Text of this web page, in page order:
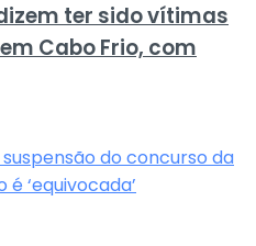
ter sido vítimas
Cabo Frio, com